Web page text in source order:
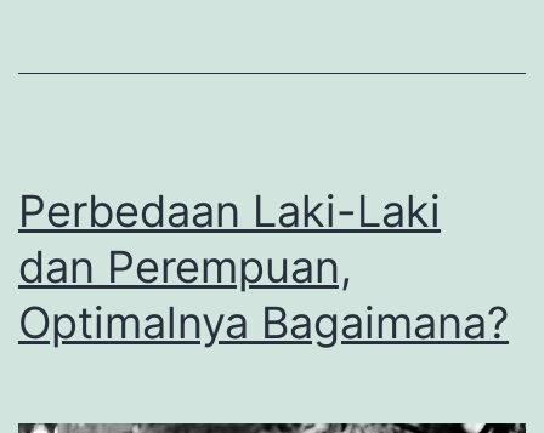
Perbedaan Laki-Laki
dan Perempuan,
Optimalnya Bagaimana?